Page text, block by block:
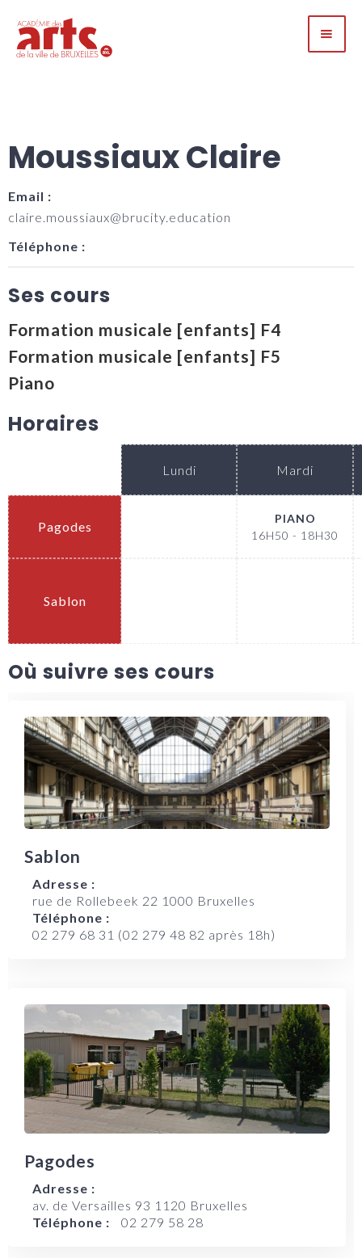
Moussiaux Claire
Email :
claire.moussiaux@brucity.education
Téléphone :
Ses cours
Formation musicale [enfants] F4
Formation musicale [enfants] F5
Piano
Horaires
Lundi Mardi
Pagodes
PIANO
16H50 - 18H30
Sablon
Où suivre ses cours
Sablon
Adresse :
rue de Rollebeek 22 1000 Bruxelles
Téléphone :
02 279 68 31 (02 279 48 82 après 18h)
Pagodes
Adresse :
av. de Versailles 93 1120 Bruxelles
Téléphone :
02 279 58 28